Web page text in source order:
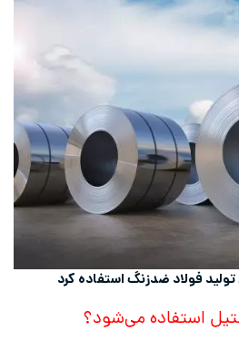
تولید فولاد ضدزنگ استفاده کرد
استفاده می‌شود؟